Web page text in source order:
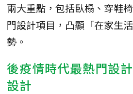
兩大重點，包括臥榻、穿鞋
門設計項目，凸顯「在家生
勢。
後疫情時代最熱門設
設計